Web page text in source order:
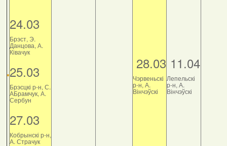
24.03
Брэст, Э.
Данцова, А.
Ківачук
25.03
Брэсцкі р-н, С.
АБрамчук, А.
Сербун
27.03
Кобрынскі р-н,
А. Страчук
28.03
Чэрвеньскі
р-н, А.
Вінчэўскі
11.04
Лепельскі
р-н, А.
Вінчэўскі